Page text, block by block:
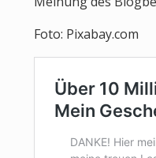
Foto: Pixabay.com